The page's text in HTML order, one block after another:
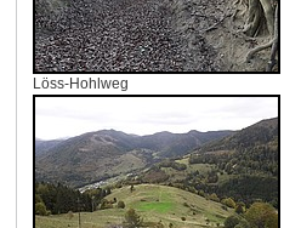
Löss-Hohlweg